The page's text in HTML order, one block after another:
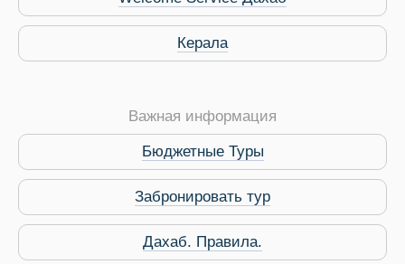
Керала
Важная информация
Бюджетные Туры
Забронировать тур
Дахаб. Правила.